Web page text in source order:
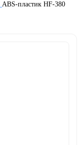
ABS-пластик HF-380